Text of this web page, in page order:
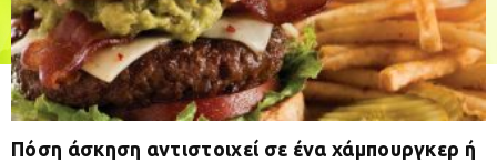
Πόση άσκηση αντιστοιχεί σε ένα χάμπουργκερ ή